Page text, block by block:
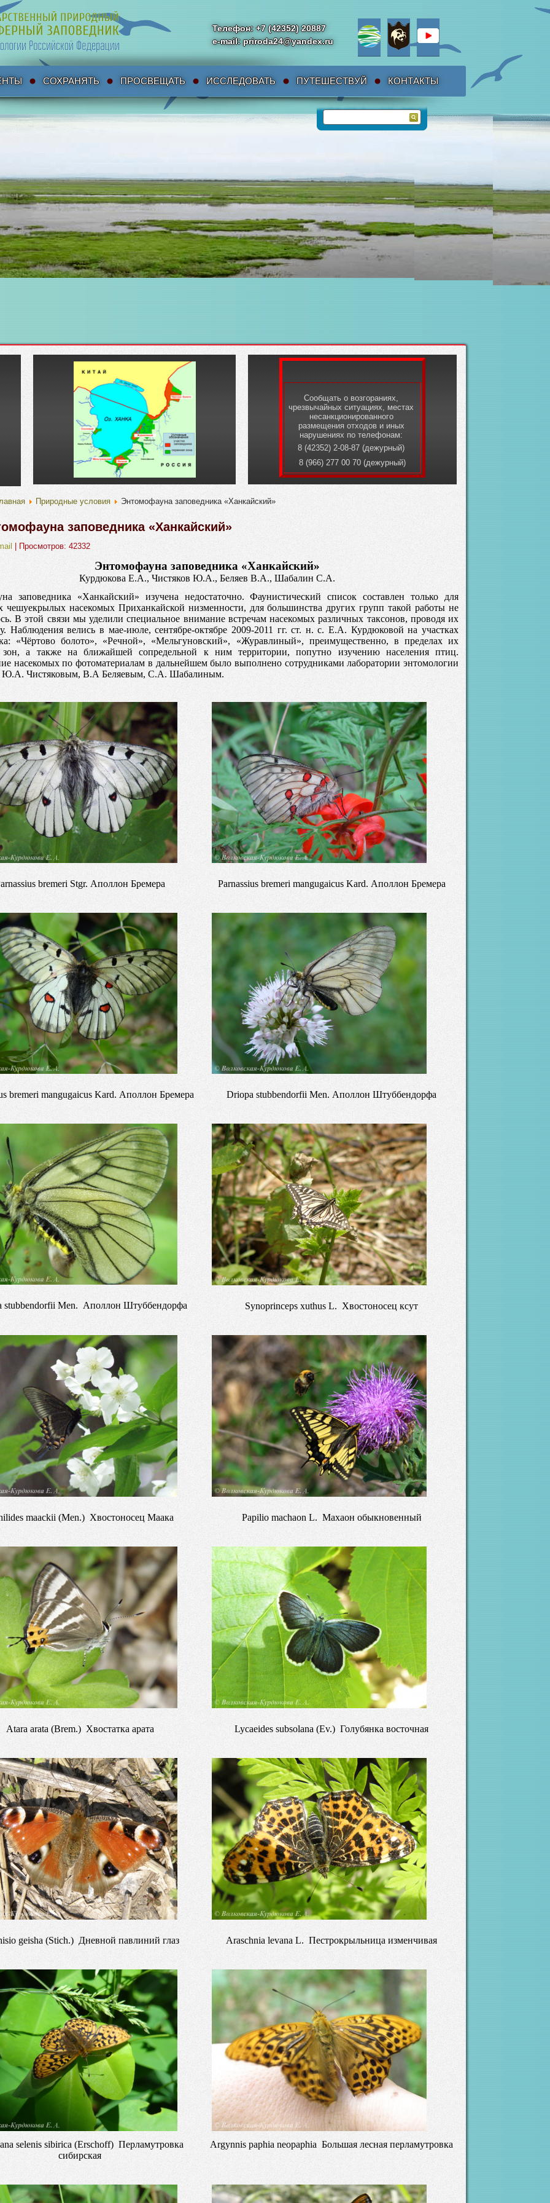
Телефон: +7 (42352) 20887
e-mail: priroda24@yandex.ru
СОХРАНЯТЬ ПРОСВЕЩАТЬ ИССЛЕДОВАТЬ ПУТЕШЕСТВУЙ КОНТАКТЫ
Сообщать о возгораниях,
чрезвычайных ситуациях, местах
несанкционированного
размещения отходов и иных
нарушениях по телефонам:
8 (42352) 2-08-87 (дежурный)
8 (966) 277 00 70 (дежурный)
Природные условия Энтомофауна заповедника «Ханкайский»
заповедника «Ханкайский»
| Просмотров: 42332
Энтомофауна заповедника «Ханкайский»
Курдюкова Е.А., Чистяков Ю.А., Беляев В.А., Шабалин С.А.
заповедника «Ханкайский» изучена недостаточно. Фаунистический список составлен только для
чешуекрылых насекомых Приханкайской низменности, для большинства других групп такой работы не
В этой связи мы уделили специальное внимание встречам насекомых различных таксонов, проводя их
Наблюдения велись в мае-июле, сентябре-октябре 2009-2011 гг. ст. н. с. Е.А. Курдюковой на участках
«Чёртово болото», «Речной», «Мельгуновский», «Журавлиный», преимущественно, в пределах их
зон, а также на ближайшей сопредельной к ним территории, попутно изучению населения птиц.
насекомых по фотоматериалам в дальнейшем было выполнено сотрудниками лаборатории энтомологии
Чистяковым, В.А Беляевым, С.А. Шабалиным.
bremeri Stgr. Аполлон Бремера Parnassius bremeri mangugaicus Kard. Аполлон Бремера
bremeri mangugaicus Kard. Аполлон Бремера Driopa stubbendorfii Men. Аполлон Штуббендорфа
stubbendorfii Men. Аполлон Штуббендорфа Synoprinceps xuthus L. Хвостоносец ксут
maackii (Men.) Хвостоносец Маака Papilio machaon L. Махаон обыкновенный
Atara arata (Brem.) Хвостатка арата Lycaeides subsolana (Ev.) Голубянка восточная
geisha (Stich.) Дневной павлиний глаз Araschnia levana L. Пестрокрыльница изменчивая
selenis sibirica (Erschoff) Перламутровка
сибирская
Argynnis paphia neopaphia Большая лесная перламутровка